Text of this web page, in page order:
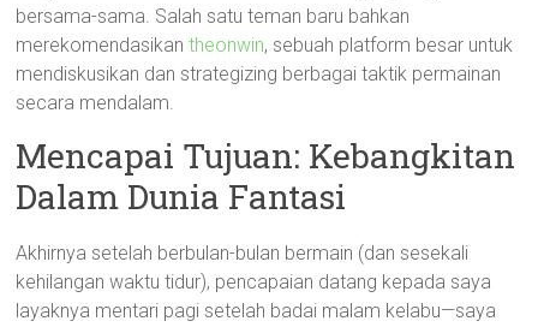
bersama-sama. Salah satu teman baru bahkan
merekomendasikantheonwin, sebuah platform besar untuk
mendiskusikan dan strategizing berbagai taktik permainan
secara mendalam.
Mencapai Tujuan: Kebangkitan
Dalam Dunia Fantasi
Akhirnya setelah berbulan-bulan bermain (dan sesekali
kehilangan waktu tidur), pencapaian datang kepada saya
layaknya mentari pagi setelah badai malam kelabu—saya